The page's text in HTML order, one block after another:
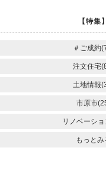
【特集
＃ご成約
注文住宅
土地情報
市原市
リノベーシ
もっとみ